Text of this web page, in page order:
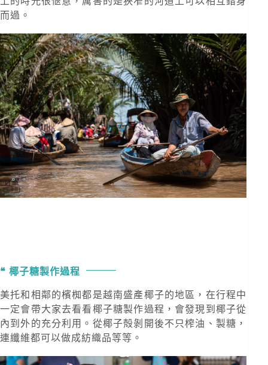
而過。
椰子糖製作過程
美托和相鄰的檳椥都是越南盛產椰子的地區，在行程中
一定會帶大家去看看椰子糖製作過程，會發現到椰子從
內到外的充分利用。從椰子殻剝開後不只榨油、製糖，
連纖維都可以做成紡織品等等。